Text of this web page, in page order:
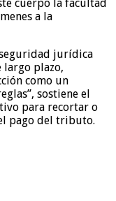
cuerpo la facultad
a la
seguridad jurídica
largo plazo,
como un
sostiene el
para recortar o
pago del tributo.